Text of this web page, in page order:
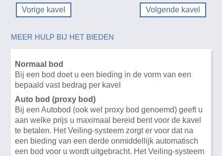
Vorige kavel Volgende kavel
MEER HULP BIJ HET BIEDEN
Normaal bod
Bij een bod doet u een bieding in de vorm van een
bepaald vast bedrag per kavel
Auto bod (proxy bod)
Bij een Autobod (ook wel proxy bod genoemd) geeft u
aan welke prijs u maximaal bereid bent voor de kavel
te betalen. Het Veiling-systeem zorgt er voor dat na
een bieding van een derde onmiddellijk automatisch
een bod voor u wordt uitgebracht. Het Veiling-systeem